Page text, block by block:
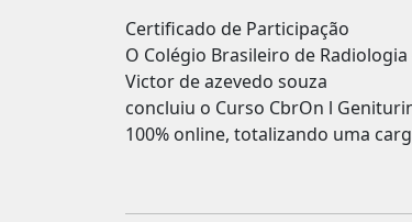
Certificado de Participação
O Colégio Brasileiro de
Victor de azevedo souza
concluiu o Curso CbrOn l
100% online, totalizando uma